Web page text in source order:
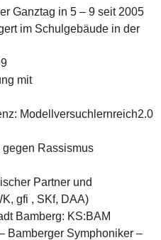
Ganztag in 5 – 9 seit 2005
im Schulgebäude in der
mit
Modellversuchlernreich2.0
Rassismus
Partner und
gfi , SKf, DAA)
Bamberg: KS:BAM
Bamberger Symphoniker –